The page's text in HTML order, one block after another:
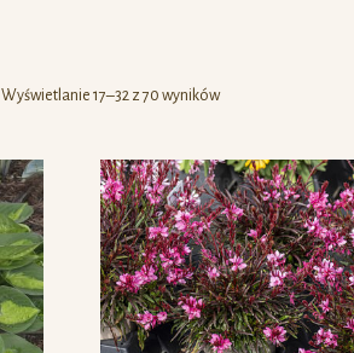
Wyświetlanie 17–32 z 70 wyników